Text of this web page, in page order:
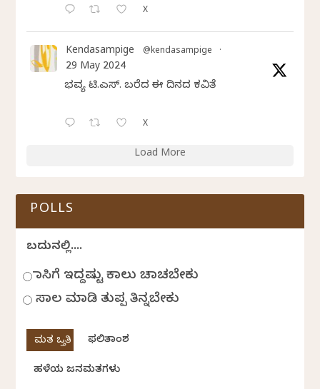
X
Kendasampige @kendasampige ·
29 May 2024
ಭವ್ಯ ಟಿ.ಎಸ್. ಬರೆದ ಈ ದಿನದ ಕವಿತೆ
X
Load More
POLLS
ಬದುಕಿನಲ್ಲಿ....
ಹಾಸಿಗೆ ಇದ್ದಷ್ಟು ಕಾಲು ಚಾಚಬೇಕು
ಸಾಲ ಮಾಡಿ ತುಪ್ಪ ತಿನ್ನಬೇಕು
ಫಲಿತಾಂಶ
ಹಳೆಯ ಜನಮತಗಳು